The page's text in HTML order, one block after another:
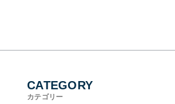
CATEGORY
カテゴリー